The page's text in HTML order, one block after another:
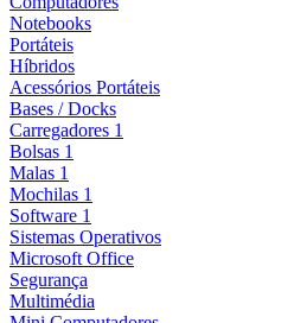
Notebooks
Portáteis
Híbridos
Acessórios Portáteis
Bases / Docks
Carregadores 1
Bolsas 1
Malas 1
Mochilas 1
Software 1
Sistemas Operativos
Microsoft Office
Segurança
Multimédia